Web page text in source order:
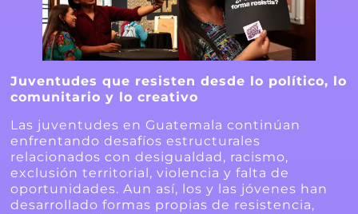
Juventudes que resisten desde lo político, lo
comunitario y lo creativo
Las juventudes en Guatemala continúan
enfrentando desafíos estructurales
relacionados con desigualdad, racismo,
exclusión territorial, violencia y falta de
oportunidades. Aun así, los y las jóvenes han
desarrollado formas propias de resistencia,